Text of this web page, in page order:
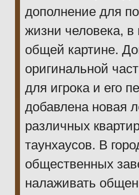
дополнение для
жизни человека,
общей картине.
оригинальной
для игрока и его
добавлена новая
различных
таунхаусов. В
общественных
налаживать